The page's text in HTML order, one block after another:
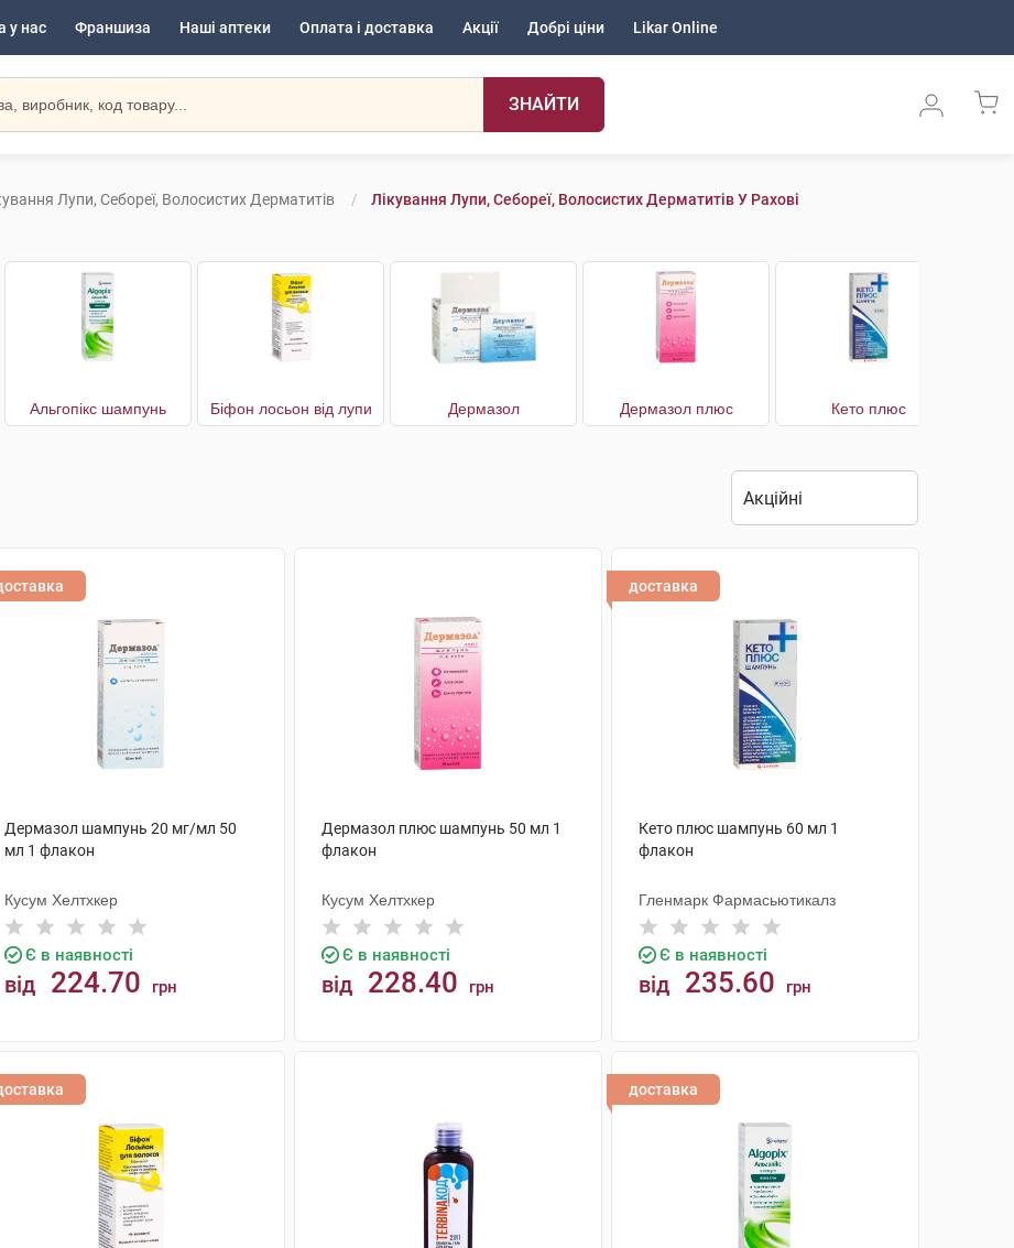
у нас Франшиза Наші аптеки Оплата і доставка Акції Добрі ціни Likar Online
ЗНАЙТИ
Лупи, Себореї, Волосистих Дерматитів Лікування Лупи, Себореї, Волосистих Дерматитів У Рахові
Альгопікс шампунь Біфон лосьон від лупи Дермазол Дермазол плюс Кето плюс
Дермазол шампунь 20 мг/мл 50
мл 1 флакон
Кусум Хелтхкер
Є в наявності
від 224.70 грн
Дермазол плюс шампунь 50 мл 1
флакон
Кусум Хелтхкер
Є в наявності
від 228.40 грн
доставка
Кето плюс шампунь 60 мл 1
флакон
Гленмарк Фармасьютикалз
Є в наявності
від 235.60 грн
доставка